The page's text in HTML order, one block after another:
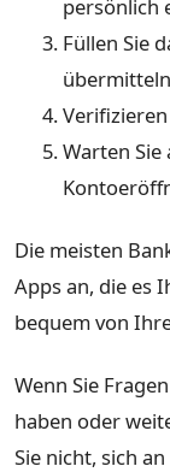
persönlich
Füllen Sie
Warten
Die meisten
Apps an, die es
bequem von
Wenn Sie
haben oder
Sie nicht, sich